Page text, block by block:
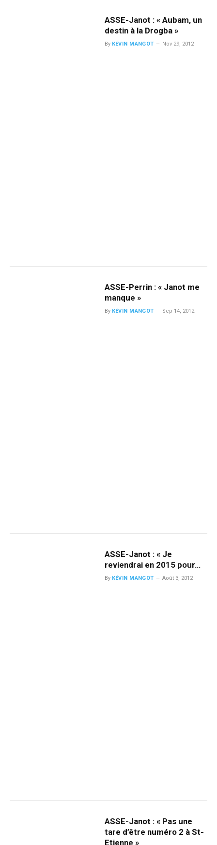
ASSE-Janot : « Aubam, un
destin à la Drogba »
By KÉVIN MANGOT Nov 29, 2012
ASSE-Perrin : « Janot me
manque »
By KÉVIN MANGOT Sep 14, 2012
ASSE-Janot : « Je
reviendrai en 2015 pour…
By KÉVIN MANGOT Août 3, 2012
ASSE-Janot : « Pas une
tare d’être numéro 2 à St-
Etienne »